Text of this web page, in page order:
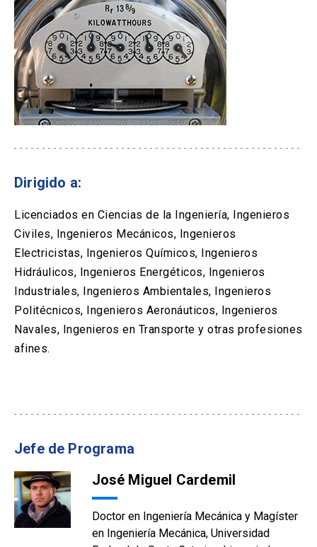
Dirigido a:
Licenciados en Ciencias de la Ingeniería, Ingenieros
Civiles, Ingenieros Mecánicos, Ingenieros
Electricistas, Ingenieros Químicos, Ingenieros
Hidráulicos, Ingenieros Energéticos, Ingenieros
Industriales, Ingenieros Ambientales, Ingenieros
Politécnicos, Ingenieros Aeronáuticos, Ingenieros
Navales, Ingenieros en Transporte y otras profesiones
afines.
Jefe de Programa
José Miguel Cardemil
Doctor en Ingeniería Mecánica y Magíster
en Ingeniería Mecánica, Universidad